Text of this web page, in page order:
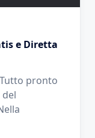
e Diretta
Tutto pronto